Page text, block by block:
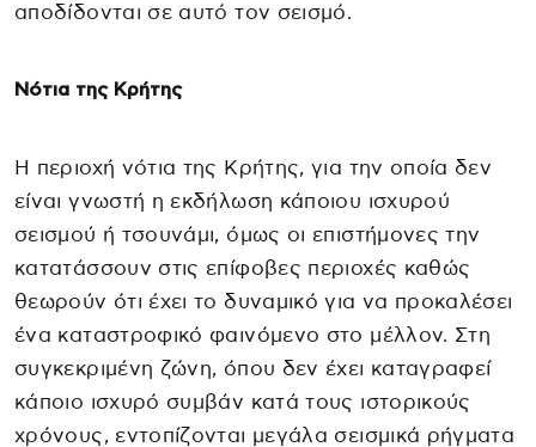
αποδίδονται σε αυτό τον σεισμό.
Νότια της Κρήτης
Η περιοχή νότια της Κρήτης, για την οποία δεν
είναι γνωστή η εκδήλωση κάποιου ισχυρού
σεισμού ή τσουνάμι, όμως οι επιστήμονες την
κατατάσσουν στις επίφοβες περιοχές καθώς
θεωρούν ότι έχει το δυναμικό για να προκαλέσει
ένα καταστροφικό φαινόμενο στο μέλλον. Στη
συγκεκριμένη ζώνη, όπου δεν έχει καταγραφεί
κάποιο ισχυρό συμβάν κατά τους ιστορικούς
χρόνους, εντοπίζονται μεγάλα σεισμικά ρήγματα